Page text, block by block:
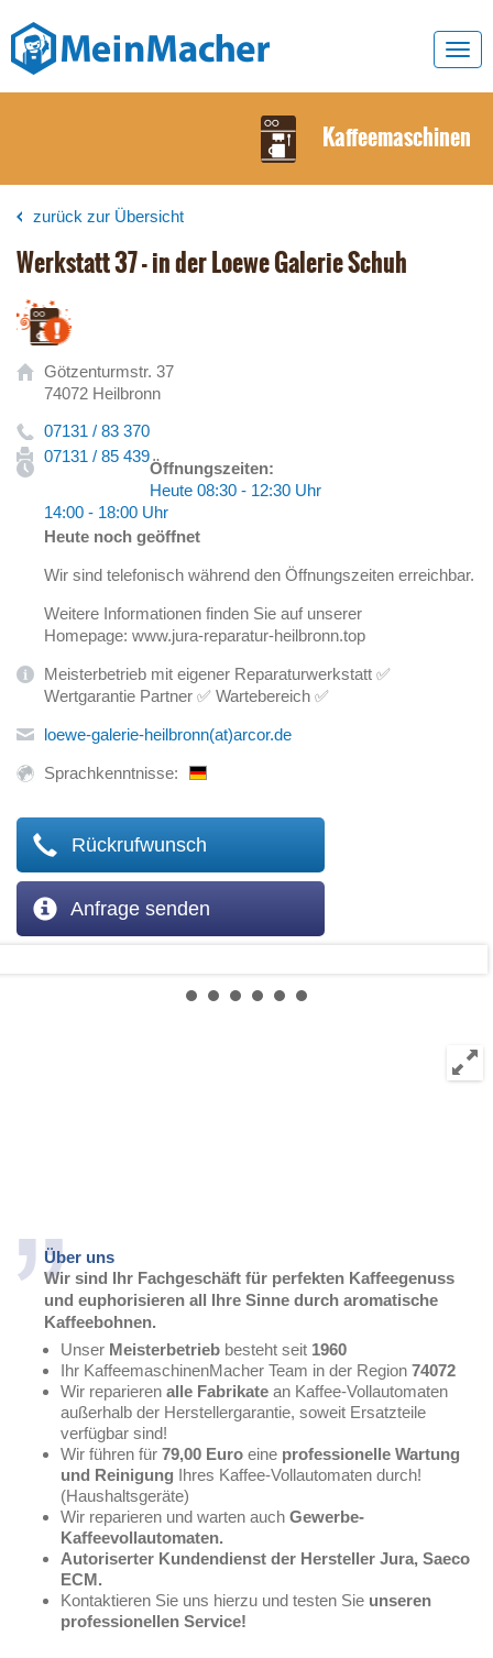
Kaffeemaschinen
zurück zur Übersicht
Werkstatt 37 - in der Loewe Galerie Schuh
Götzenturmstr. 37
74072 Heilbronn
07131 / 83 370
07131 / 85 439
Öffnungszeiten:
Heute 08:30 - 12:30 Uhr
14:00 - 18:00 Uhr
Heute noch geöffnet
Wir sind telefonisch während den Öffnungszeiten erreichbar.
Weitere Informationen finden Sie auf unserer
Homepage: www.jura-reparatur-heilbronn.top
Meisterbetrieb mit eigener Reparaturwerkstatt ✅
Wertgarantie Partner ✅ Wartebereich ✅
loewe-galerie-heilbronn(at)arcor.de
Sprachkenntnisse:
Rückrufwunsch
Anfrage senden
Über uns
Wir sind Ihr Fachgeschäft für perfekten Kaffeegenuss
und euphorisieren all Ihre Sinne durch aromatische
Kaffeebohnen.
Unser Meisterbetrieb besteht seit 1960
Ihr KaffeemaschinenMacher Team in der Region 74072
Wir reparieren alle Fabrikate an Kaffee-Vollautomaten
außerhalb der Herstellergarantie, soweit Ersatzteile
verfügbar sind!
Wir führen für 79,00 Euro eine professionelle Wartung
und Reinigung Ihres Kaffee-Vollautomaten durch!
(Haushaltsgeräte)
Wir reparieren und warten auch Gewerbe-
Kaffeevollautomaten.
Autoriserter Kundendienst der Hersteller Jura, Saeco
ECM.
Kontaktieren Sie uns hierzu und testen Sie unseren
professionellen Service!